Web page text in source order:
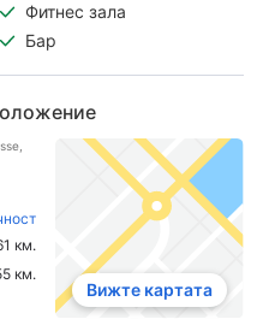
Фитнес зала
Бар
км.
км.
Вижте картата